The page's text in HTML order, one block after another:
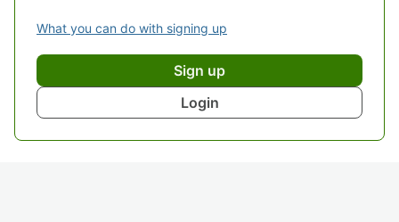
What you can do with signing up
Sign up
Login